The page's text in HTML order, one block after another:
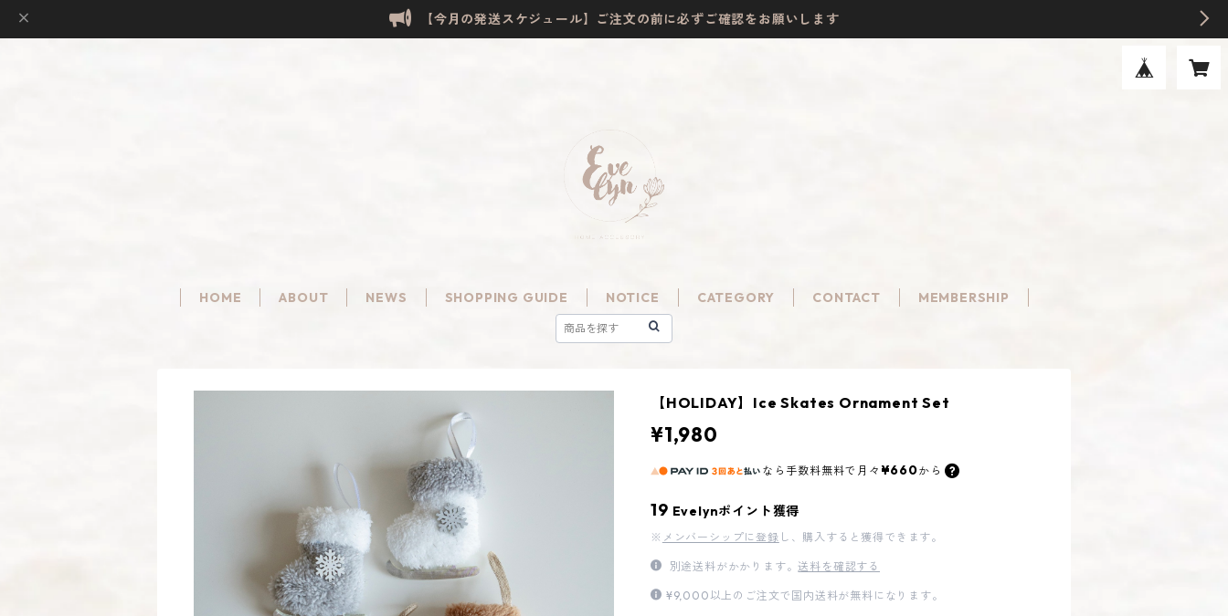
【今月の発送スケジュール】ご注文の前に必ずご確認をお願いします
HOME ABOUT NEWS SHOPPING GUIDE NOTICE CATEGORY CONTACT MEMBERSHIP
【HOLIDAY】Ice Skates Ornament Set
¥1,980
なら 手数料無料で 月々 ¥660から
19 Evelynポイント獲得
※ メンバーシップに登録 し、購入すると獲得できます。
別途送料がかかります。送料を確認する
¥9,000以上のご注文で国内送料が無料になります。